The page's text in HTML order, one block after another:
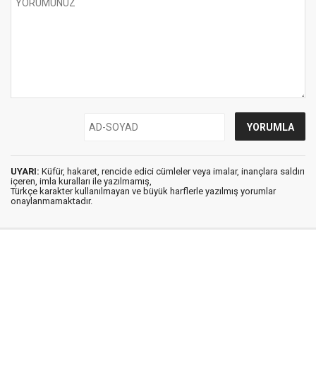
UYARI: Küfür, hakaret, rencide edici cümleler veya imalar, inançlara saldırı
içeren, imla kuralları ile yazılmamış,
Türkçe karakter kullanılmayan ve büyük harflerle yazılmış yorumlar
onaylanmamaktadır.